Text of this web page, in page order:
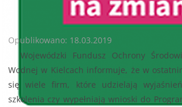
Opublikowano: 18.03.2019
Wojewódzki Fundusz Ochrony
Wodnej w Kielcach informuje, że w
się wiele firm, które udzielają
szkolenia czy wypełniają wnioski do